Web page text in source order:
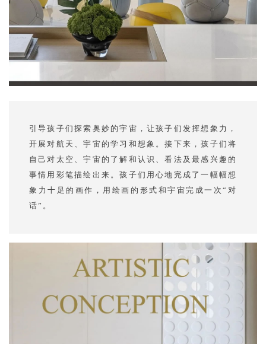
引导孩子们探索奥妙的宇宙，让孩子们发挥想象力，
开展对航天、宇宙的学习和想象。接下来，孩子们将
自己对太空、宇宙的了解和认识、看法及最感兴趣的
事情用彩笔描绘出来。孩子们用心地完成了一幅幅想
象力十足的画作，用绘画的形式和宇宙完成一次“对
话”。